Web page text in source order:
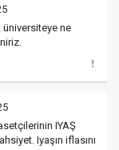
ne
IYAŞ
Iyaşın iflasını